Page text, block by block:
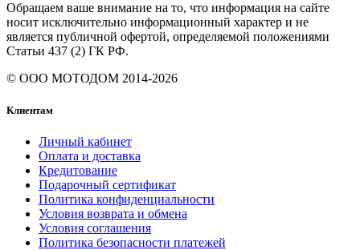
Обращаем ваше внимание на то, что информация на сайте
носит исключительно информационный характер и не
является публичной офертой, определяемой положениями
Статьи 437 (2) ГК РФ.
© ООО МОТОДОМ 2014-2026
Клиентам
Личный кабинет
Оплата и доставка
Кредитование
Подарочный сертификат
Политика конфиденциальности
Условия возврата и обмена
Условия соглашения
Политика безопасности платежей